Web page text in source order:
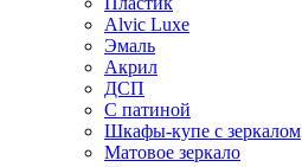
Alvic Luxe
Эмаль
Акрил
ДСП
С патиной
Шкафы-купе с зеркалом
Матовое зеркало